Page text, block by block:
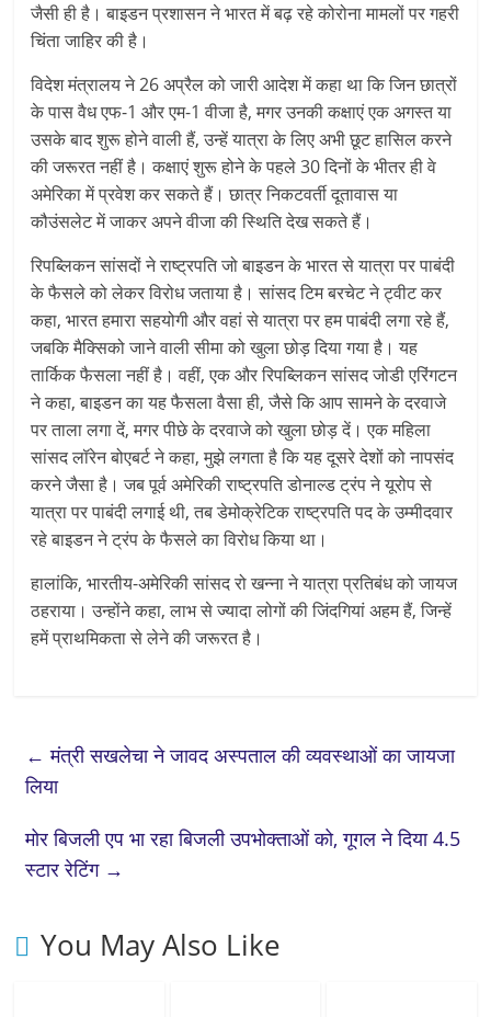
जैसी ही है। बाइडन प्रशासन ने भारत में बढ़ रहे कोरोना मामलों पर गहरी
चिंता जाहिर की है।
विदेश मंत्रालय ने 26 अप्रैल को जारी आदेश में कहा था कि जिन छात्रों
के पास वैध एफ-1 और एम-1 वीजा है, मगर उनकी कक्षाएं एक अगस्त या
उसके बाद शुरू होने वाली हैं, उन्हें यात्रा के लिए अभी छूट हासिल करने
की जरूरत नहीं है। कक्षाएं शुरू होने के पहले 30 दिनों के भीतर ही वे
अमेरिका में प्रवेश कर सकते हैं। छात्र निकटवर्ती दूतावास या
कौउंसलेट में जाकर अपने वीजा की स्थिति देख सकते हैं।
रिपब्लिकन सांसदों ने राष्ट्रपति जो बाइडन के भारत से यात्रा पर पाबंदी
के फैसले को लेकर विरोध जताया है। सांसद टिम बरचेट ने ट्वीट कर
कहा, भारत हमारा सहयोगी और वहां से यात्रा पर हम पाबंदी लगा रहे हैं,
जबकि मैक्सिको जाने वाली सीमा को खुला छोड़ दिया गया है। यह
तार्किक फैसला नहीं है। वहीं, एक और रिपब्लिकन सांसद जोडी एरिंगटन
ने कहा, बाइडन का यह फैसला वैसा ही, जैसे कि आप सामने के दरवाजे
पर ताला लगा दें, मगर पीछे के दरवाजे को खुला छोड़ दें। एक महिला
सांसद लॉरेन बोएबर्ट ने कहा, मुझे लगता है कि यह दूसरे देशों को नापसंद
करने जैसा है। जब पूर्व अमेरिकी राष्ट्रपति डोनाल्ड ट्रंप ने यूरोप से
यात्रा पर पाबंदी लगाई थी, तब डेमोक्रेटिक राष्ट्रपति पद के उम्मीदवार
रहे बाइडन ने ट्रंप के फैसले का विरोध किया था।
हालांकि, भारतीय-अमेरिकी सांसद रो खन्ना ने यात्रा प्रतिबंध को जायज
ठहराया। उन्होंने कहा, लाभ से ज्यादा लोगों की जिंदगियां अहम हैं, जिन्हें
हमें प्राथमिकता से लेने की जरूरत है।
← मंत्री सखलेचा ने जावद अस्पताल की व्यवस्थाओं का जायजा
लिया
मोर बिजली एप भा रहा बिजली उपभोक्ताओं को, गूगल ने दिया 4.5
स्टार रेटिंग →
You May Also Like